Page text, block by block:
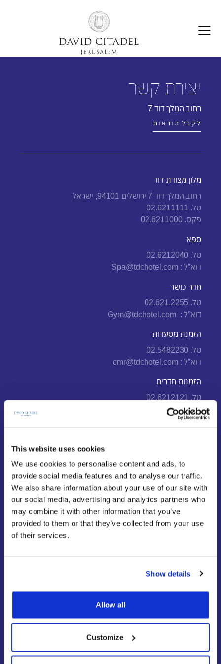
This website uses cookies
We use cookies to personalise content and ads, to
provide social media features and to analyse our traffic.
We also share information about your use of our site with
our social media, advertising and analytics partners who
may combine it with other information that you’ve
provided to them or that they’ve collected from your use
of their services.
Show details
Allow all
Customize
יצירת קשר
רחוב המלך דוד 7
לקבל הוראות
מלון מצודת דוד
רחוב המלך דוד 7 ירושלים 94101, ישראל
טל. 02.6211111
פקס. 02.6211000
ספא
טל. 02.6212040
דוא”ל : Spa@tdchotel.com
חדר כושר
טל. 02.621.2255
דוא”ל : Gym@tdchotel.com
הזמנת מסעדות
טל. 02.5482230
דוא”ל : cmr@tdchotel.com
הזמנות חדרים
טל. 02.6212121
פקס. 02.6212199
וואטסאפ. 053.5504220
דוא”ל: gmoffice@tdchotel.com